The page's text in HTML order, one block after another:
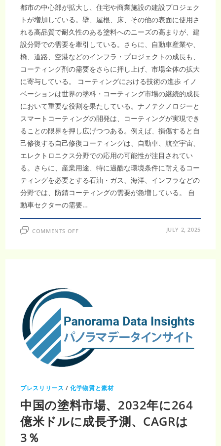
都市の中心部が拡大し、住宅や商業施設の建設プロジェク
トが増加している。壁、屋根、床、その他の表面に使用さ
れる高品質で耐久性のある塗料へのニーズの高まりが、建
設分野での需要を牽引している。さらに、自動車産業や、
橋、道路、空港などのインフラ・プロジェクトの成長も、
コーティング剤の需要をさらに押し上げ、市場全体の拡大
に寄与している。 コーティングにおける技術の進歩 イノ
ベーションは世界の塗料・コーティング市場の継続的成長
において重要な役割を果たしている。ナノテクノロジーと
スマートコーティングの開発は、コーティングが実現でき
ることの限界を押し広げつつある。例えば、損傷すると自
己修復する自己修復コーティングは、自動車、航空宇宙、
エレクトロニクス分野での応用の可能性が注目されてい
る。さらに、産業用途、特に過酷な環境条件に耐えるコー
ティングを必要とする石油・ガス、海洋、インフラなどの
分野では、防錆コーティングの需要が急増している。 自
動車セクターの需要…
COMMENTS OFFON
ー
テ
ィ
グ
市
場
2024-
2032：
化
学
品/
業
界
け
成
予
測
JULY 2, 2025
プレスリリース /化学物質と素材
中国の塗料市場、2032年に264
億米ドルに成長予測、CAGRは
3％